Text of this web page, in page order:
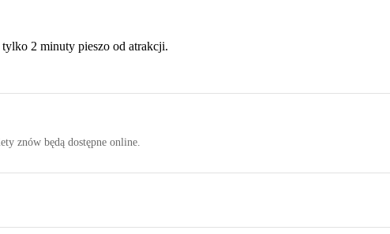
2 minuty pieszo od atrakcji.
znów będą dostępne online.